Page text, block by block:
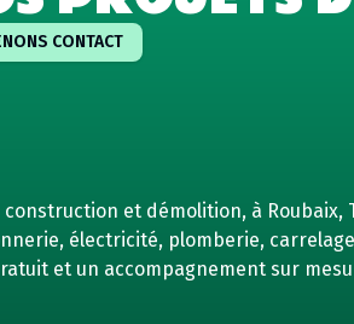
CONTACT
et démolition, à Roubaix,
électricité, plomberie,
et un accompagnement sur